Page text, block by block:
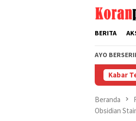
BERITA
AYO
Kabar
Beranda
Obsidian